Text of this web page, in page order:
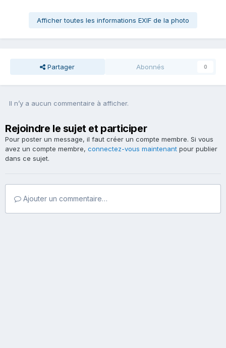
Afficher toutes les informations EXIF de la photo
Partager Abonnés 0
Il n’y a aucun commentaire à afficher.
Rejoindre le sujet et participer
Pour poster un message, il faut créer un compte membre. Si vous
avez un compte membre, connectez-vous maintenant pour publier
dans ce sujet.
Ajouter un commentaire…